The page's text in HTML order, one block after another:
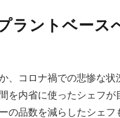
ラントベース
、コロナ禍での悲惨な
を内省に使ったシェフ
の品数を減らしたシェフ